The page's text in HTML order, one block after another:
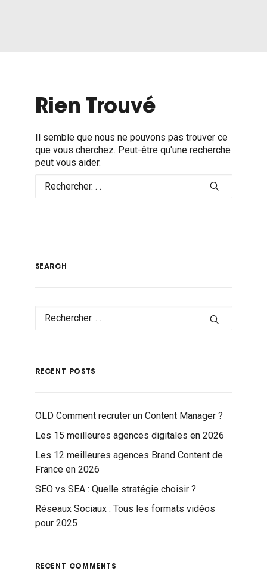
Rien Trouvé
Il semble que nous ne pouvons pas trouver ce
que vous cherchez. Peut-être qu'une recherche
peut vous aider.
SEARCH
RECENT POSTS
OLD Comment recruter un Content Manager ?
Les 15 meilleures agences digitales en 2026
Les 12 meilleures agences Brand Content de
France en 2026
SEO vs SEA : Quelle stratégie choisir ?
Réseaux Sociaux : Tous les formats vidéos
pour 2025
RECENT COMMENTS